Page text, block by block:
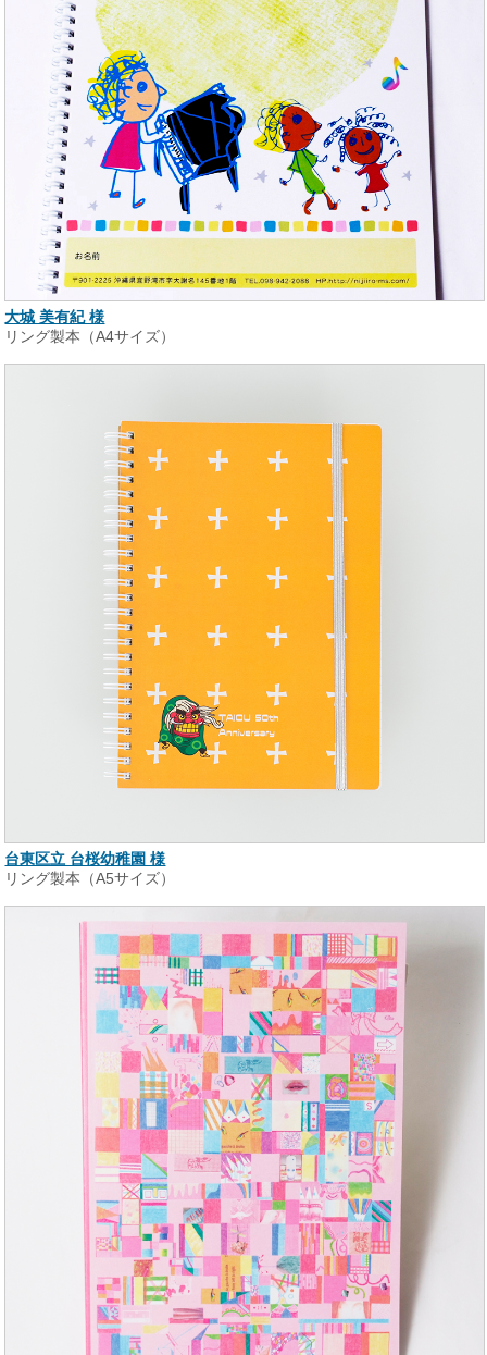
大城 美有紀 様
リング製本（A4サイズ）
台東区立 台桜幼稚園 様
リング製本（A5サイズ）